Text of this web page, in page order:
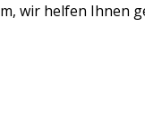
wir helfen Ihnen